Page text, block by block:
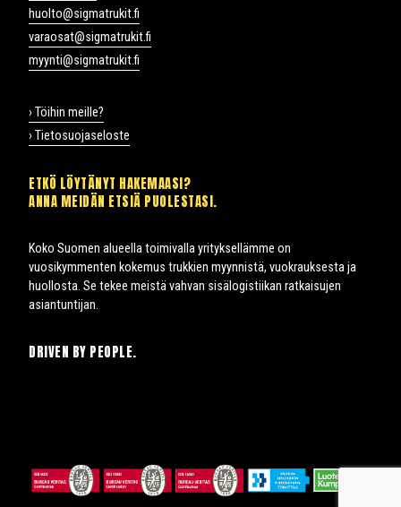
huolto@sigmatrukit.fi
varaosat@sigmatrukit.fi
myynti@sigmatrukit.fi
› Töihin meille?
› Tietosuojaseloste
ETKÖ LÖYTÄNYT HAKEMAASI?
ANNA MEIDÄN ETSIÄ PUOLESTASI.
Koko Suomen alueella toimivalla yrityksellämme on
vuosikymmenten kokemus trukkien myynnistä, vuokrauksesta ja
huollosta. Se tekee meistä vahvan sisälogistiikan ratkaisujen
asiantuntijan.
DRIVEN BY PEOPLE.